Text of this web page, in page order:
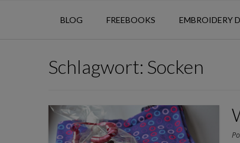
BLOG FREEBOOKS EMBROIDERY
Schlagwort: Socken